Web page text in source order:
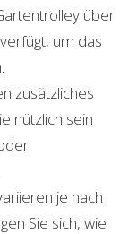
über
um das
zusätzliches
nützlich sein
je nach
Sie sich, wie